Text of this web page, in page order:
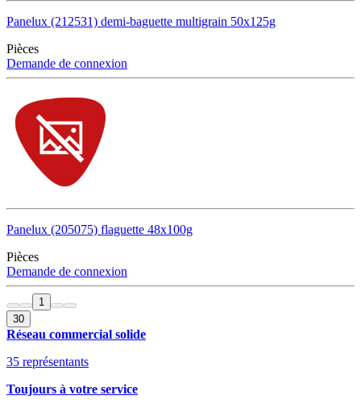
Panelux (212531) demi-baguette multigrain 50x125g
Pièces
Demande de connexion
Panelux (205075) flaguette 48x100g
Pièces
Demande de connexion
1
30
Réseau commercial solide
35 représentants
Toujours à votre service